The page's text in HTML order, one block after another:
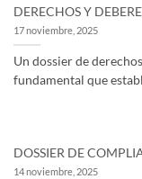
DERECHOS Y
17 noviembre, 2025
Un dossier de
fundamental que
DOSSIER DE
14 noviembre, 2025